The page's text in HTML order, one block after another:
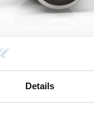
Details
fra CEME
CEME Group er nu